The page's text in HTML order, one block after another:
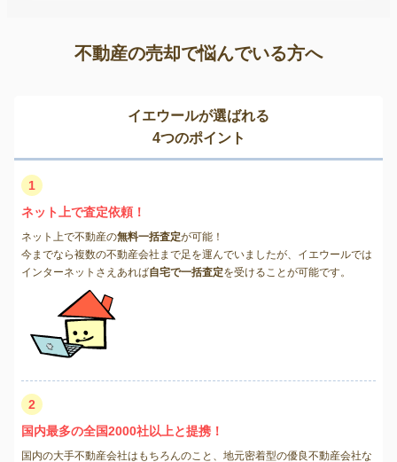
不動産の売却で悩んでいる方へ
イエウールが選ばれる
4つのポイント
1
ネット上で査定依頼！
ネット上で不動産の無料一括査定が可能！
今までなら複数の不動産会社まで足を運んでいましたが、イエウールでは
インターネットさえあれば自宅で一括査定を受けることが可能です。
2
国内最多の全国2000社以上と提携！
国内の大手不動産会社はもちろんのこと、地元密着型の優良不動産会社な